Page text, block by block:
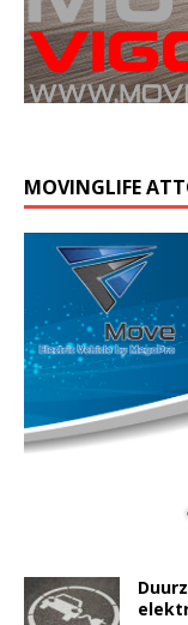
MOVINGLIFE